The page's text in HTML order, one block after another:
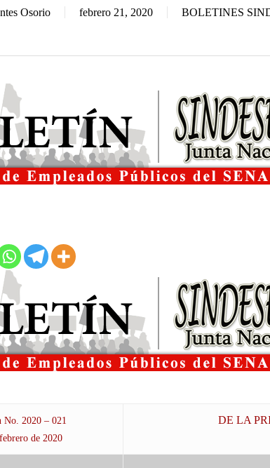
Osorio febrero 21, 2020 BOLETINES
No. 2020 – 021
de 2020
DE LA